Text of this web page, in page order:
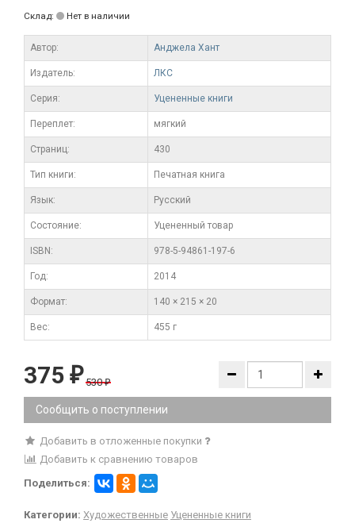
Склад: Нет в наличии
Автор: Анджела Хант
Издатель: ЛКС
Серия: Уцененные книги
Переплет: мягкий
Cтраниц: 430
Тип книги: Печатная книга
Язык: Русский
Состояние: Уцененный товар
ISBN: 978-5-94861-197-6
Год: 2014
Формат: 140 × 215 × 20
Вес: 455 г
375 ₽ 530₽
Сообщить о поступлении
Добавить в отложенные покупки
Добавить к сравнению товаров
Поделиться:
Категории: Художественные Уцененные книги